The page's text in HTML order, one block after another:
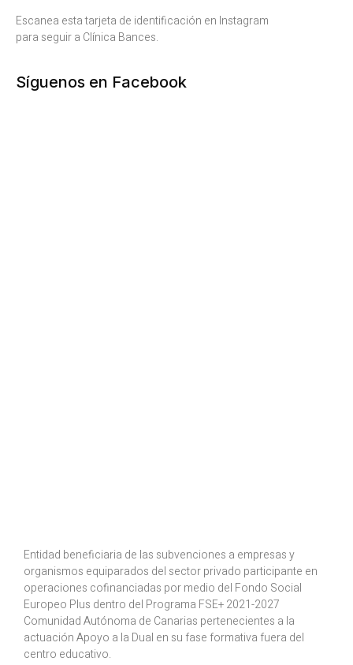
Escanea esta tarjeta de identificación en Instagram
para seguir a Clínica Bances.
Síguenos en Facebook
Entidad beneficiaria de las subvenciones a empresas y
organismos equiparados del sector privado participante en
operaciones cofinanciadas por medio del Fondo Social
Europeo Plus dentro del Programa FSE+ 2021-2027
Comunidad Autónoma de Canarias pertenecientes a la
actuación Apoyo a la Dual en su fase formativa fuera del
centro educativo.